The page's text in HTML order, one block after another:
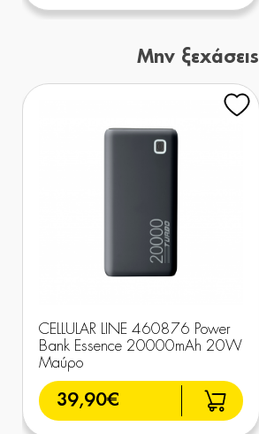
Μην ξεχάσεις
CELLULAR LINE 460876 Power
Bank Essence 20000mAh 20W
Μαύρο
39,90€